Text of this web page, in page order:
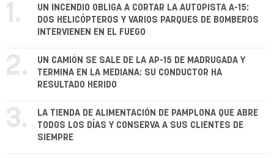
1.
UN INCENDIO OBLIGA A CORTAR LA AUTOPISTA A-15:
DOS HELICÓPTEROS Y VARIOS PARQUES DE BOMBEROS
INTERVIENEN EN EL FUEGO
2.
UN CAMIÓN SE SALE DE LA AP-15 DE MADRUGADA Y
TERMINA EN LA MEDIANA: SU CONDUCTOR HA
RESULTADO HERIDO
3.
LA TIENDA DE ALIMENTACIÓN DE PAMPLONA QUE ABRE
TODOS LOS DÍAS Y CONSERVA A SUS CLIENTES DE
SIEMPRE